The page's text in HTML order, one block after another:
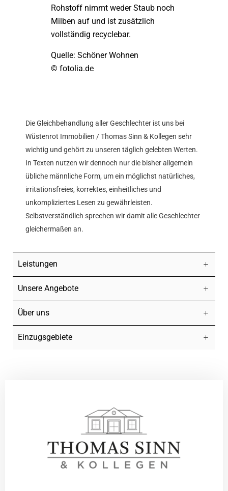
Rohstoff nimmt weder Staub noch
Milben auf und ist zusätzlich
vollständig recyclebar.
Quelle: Schöner Wohnen
© fotolia.de
Die Gleichbehandlung aller Geschlechter ist uns bei
Wüstenrot Immobilien / Thomas Sinn & Kollegen sehr
wichtig und gehört zu unseren täglich gelebten Werten.
In Texten nutzen wir dennoch nur die bisher allgemein
übliche männliche Form, um ein möglichst natürliches,
irritationsfreies, korrektes, einheitliches und
unkompliziertes Lesen zu gewährleisten.
Selbstverständlich sprechen wir damit alle Geschlechter
gleichermaßen an.
Leistungen
Unsere Angebote
Über uns
Einzugsgebiete